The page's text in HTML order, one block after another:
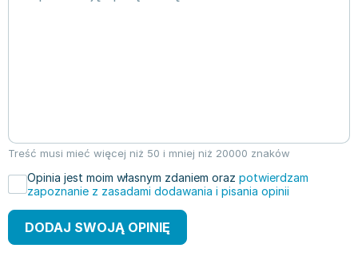
Treść musi mieć więcej niż 50 i mniej niż 20000 znaków
Opinia jest moim własnym zdaniem oraz potwierdzam
zapoznanie z zasadami dodawania i pisania opinii
DODAJ SWOJĄ OPINIĘ